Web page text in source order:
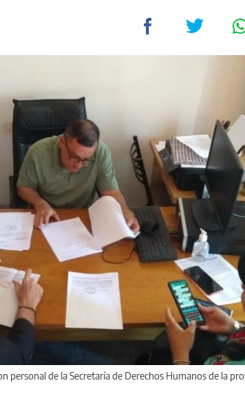
personal de la Secretaría de Derechos Humanos de la